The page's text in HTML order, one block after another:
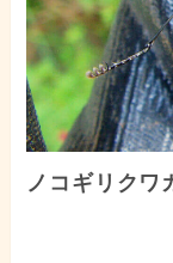
ノコギリクワ